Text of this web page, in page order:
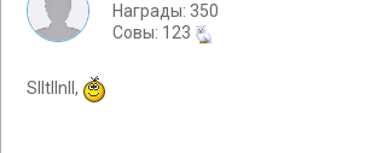
Награды: 350
Cовы: 123
Slltllnll,